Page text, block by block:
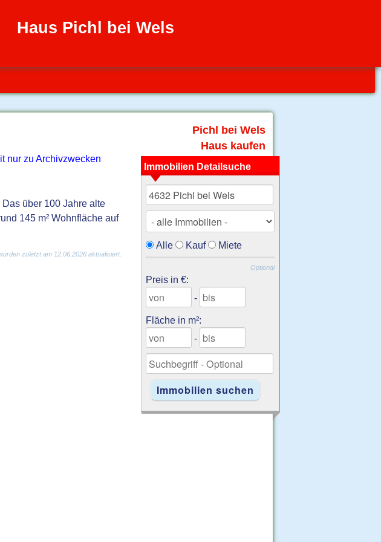
Haus Pichl bei Wels
nur zu Archivzwecken
über 100 Jahre alte
145 m² Wohnfläche auf
zuletzt am 12.06.2026 aktualisiert.
Pichl bei Wels
Haus kaufen
Immobilien Detailsuche
Alle Kauf Miete
Optional
Preis in €:
-
Fläche in m²:
-